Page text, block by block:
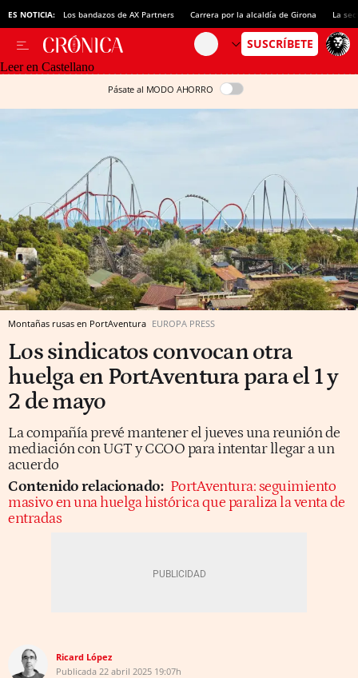
ES NOTICIA: Los bandazos de AX Partners Carrera por la alcaldía de Girona La
Leer en Castellano
Pásate al MODO AHORRO
Montañas rusas en PortAventura EUROPA PRESS
Los sindicatos convocan otra
huelga en PortAventura para el 1 y
2 de mayo
La compañía prevé mantener el jueves una reunión de
mediación con UGT y CCOO para intentar llegar a un
acuerdo
Contenido relacionado: PortAventura: seguimiento
masivo en una huelga histórica que paraliza la venta de
entradas
Ricard López
Publicada 22 abril 2025 19:07h